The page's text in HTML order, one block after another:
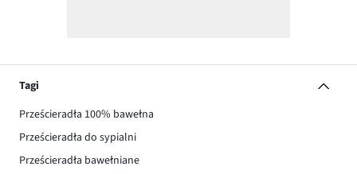
Tagi
Prześcieradła 100% bawełna
Prześcieradła do sypialni
Prześcieradła bawełniane